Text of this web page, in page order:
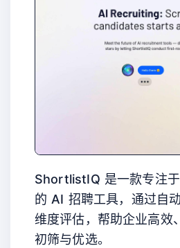
ShortlistIQ 是一款专注
的 AI 招聘工具，通过自
维度评估，帮助企业高效
初筛与优选。